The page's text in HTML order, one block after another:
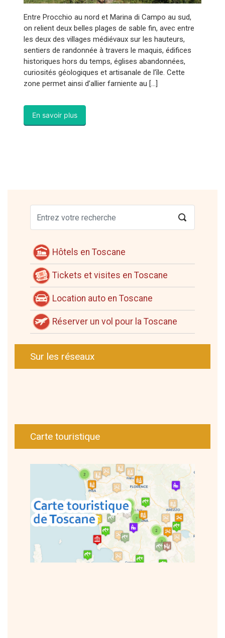
Entre Procchio au nord et Marina di Campo au sud,
on relient deux belles plages de sable fin, avec entre
les deux des villages médiévaux sur les hauteurs,
sentiers de randonnée à travers le maquis, édifices
historiques hors du temps, églises abandonnées,
curiosités géologiques et artisanale de l’île. Cette
zone permet ainsi d’allier farniente au […]
En savoir plus
Hôtels en Toscane
Tickets et visites en Toscane
Location auto en Toscane
Réserver un vol pour la Toscane
Sur les réseaux
Carte touristique